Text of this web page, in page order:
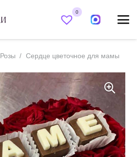
0
Розы / Сердце цветочное для мамы